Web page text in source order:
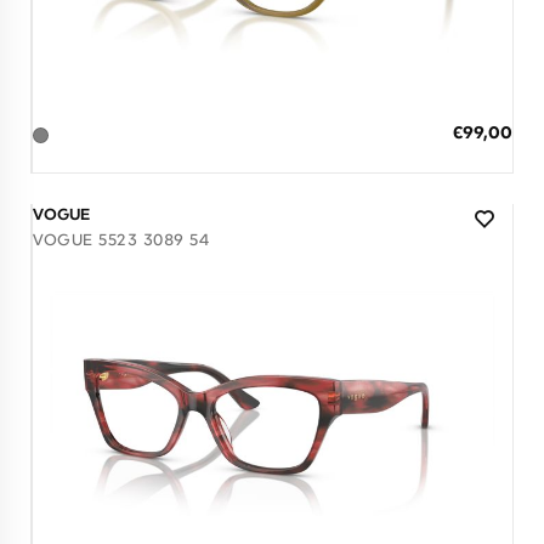
Ειδική
€99,00
VOGUE
VOGUE 5523 3089 54